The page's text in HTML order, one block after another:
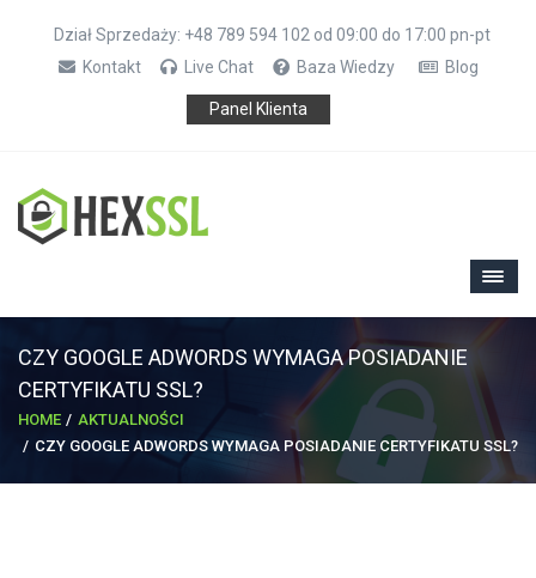
Dział Sprzedaży: +48 789 594 102 od 09:00 do 17:00 pn-pt
Kontakt
Live Chat Baza Wiedzy Blog
Panel Klienta
CZY GOOGLE ADWORDS WYMAGA POSIADANIE
CERTYFIKATU SSL?
HOME
AKTUALNOŚCI
CZY GOOGLE ADWORDS WYMAGA POSIADANIE CERTYFIKATU SSL?